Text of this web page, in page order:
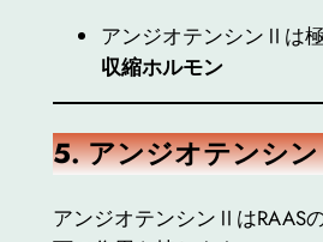
アンジオテンシンⅡは
収縮ホルモン
5.アンジオテンシ
アンジオテンシンⅡはRAAS